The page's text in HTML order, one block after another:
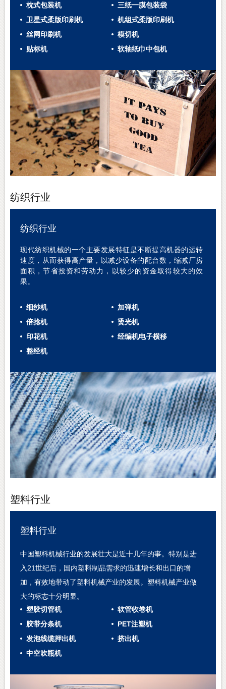
枕式包装机
三纸一膜包装袋
卫星式柔版印刷机
机组式柔版印刷机
丝网印刷机
模切机
贴标机
软轴纸巾中包机
纺织行业
纺织行业
现代纺织机械的一个主要发展特征是不断提高机器的运转
速度，从而获得高产量，以减少设备的配台数，缩减厂房
面积，节省投资和劳动力，以较少的资金取得较大的效
果。
细纱机
加弹机
倍捻机
烫光机
印花机
经编机电子横移
整经机
塑料行业
塑料行业
中国塑料机械行业的发展壮大是近十几年的事。特别是进
入21世纪后，国内塑料制品需求的迅速增长和出口的增
加，有效地带动了塑料机械产业的发展。塑料机械产业做
大的标志十分明显。
塑胶切管机
软管收卷机
胶带分条机
PET注塑机
发泡线缆押出机
挤出机
中空吹瓶机